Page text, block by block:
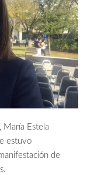
María Estela
estuvo
de